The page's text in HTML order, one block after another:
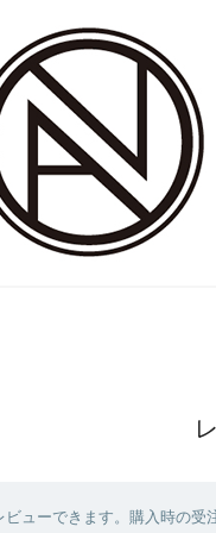
ューできます。購入時の受